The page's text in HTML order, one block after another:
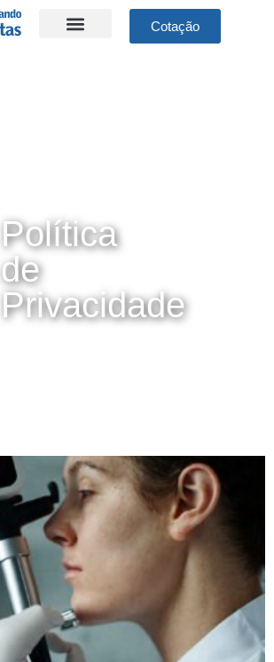
Cotação
Política
de
Privacidade